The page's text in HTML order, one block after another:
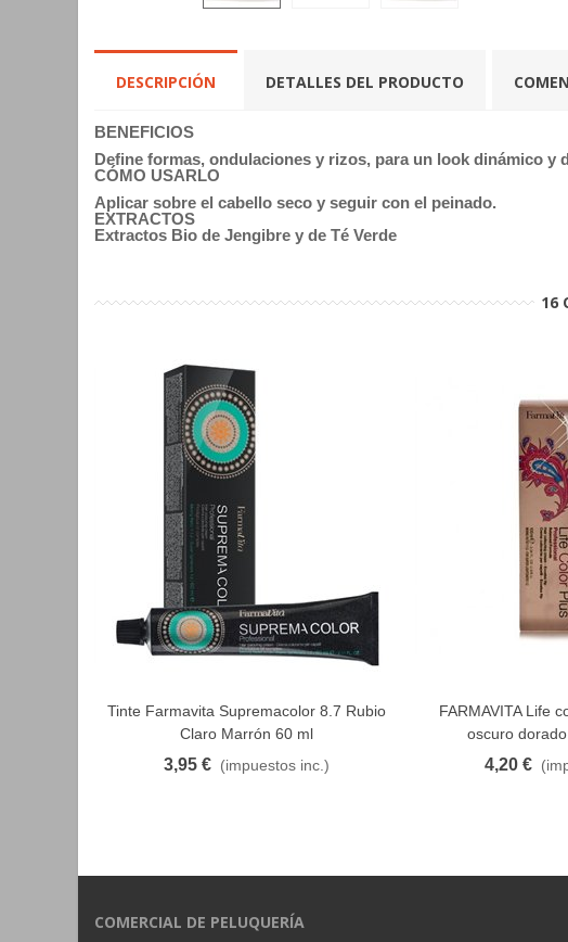
DESCRIPCIÓN DETALLES DEL PRODUCTO
BENEFICIOS
Define formas, ondulaciones y rizos, para un look dinámico y
CÓMO USARLO
Aplicar sobre el cabello seco y seguir con el peinado.
EXTRACTOS
Extractos Bio de Jengibre y de Té Verde
16
FAVORITO
Tinte Farmavita Supremacolor 8.7 Rubio
Claro Marrón 60 ml
3,95 € (impuestos inc.)
FAVORITO
FARMAVITA Life
oscuro
4,20 €
COMERCIAL DE PELUQUERÍA